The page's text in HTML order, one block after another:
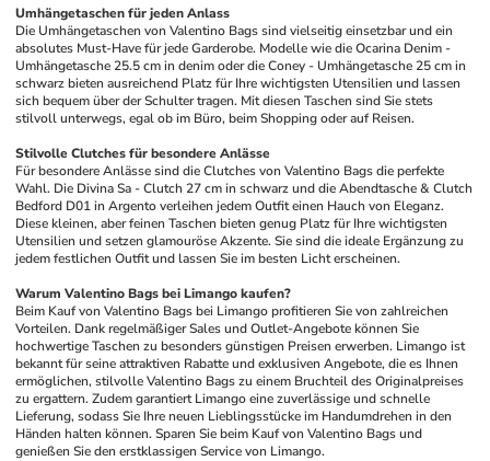
Umhängetaschen für jeden Anlass
Die Umhängetaschen von Valentino Bags sind vielseitig einsetzbar und ein
absolutes Must-Have für jede Garderobe. Modelle wie die Ocarina Denim -
Umhängetasche 25.5 cm in denim oder die Coney - Umhängetasche 25 cm in
schwarz bieten ausreichend Platz für Ihre wichtigsten Utensilien und lassen
sich bequem über der Schulter tragen. Mit diesen Taschen sind Sie stets
stilvoll unterwegs, egal ob im Büro, beim Shopping oder auf Reisen.
Stilvolle Clutches für besondere Anlässe
Für besondere Anlässe sind die Clutches von Valentino Bags die perfekte
Wahl. Die Divina Sa - Clutch 27 cm in schwarz und die Abendtasche & Clutch
Bedford D01 in Argento verleihen jedem Outfit einen Hauch von Eleganz.
Diese kleinen, aber feinen Taschen bieten genug Platz für Ihre wichtigsten
Utensilien und setzen glamouröse Akzente. Sie sind die ideale Ergänzung zu
jedem festlichen Outfit und lassen Sie im besten Licht erscheinen.
Warum Valentino Bags bei Limango kaufen?
Beim Kauf von Valentino Bags bei Limango profitieren Sie von zahlreichen
Vorteilen. Dank regelmäßiger Sales und Outlet-Angebote können Sie
hochwertige Taschen zu besonders günstigen Preisen erwerben. Limango ist
bekannt für seine attraktiven Rabatte und exklusiven Angebote, die es Ihnen
ermöglichen, stilvolle Valentino Bags zu einem Bruchteil des Originalpreises
zu ergattern. Zudem garantiert Limango eine zuverlässige und schnelle
Lieferung, sodass Sie Ihre neuen Lieblingsstücke im Handumdrehen in den
Händen halten können. Sparen Sie beim Kauf von Valentino Bags und
genießen Sie den erstklassigen Service von Limango.